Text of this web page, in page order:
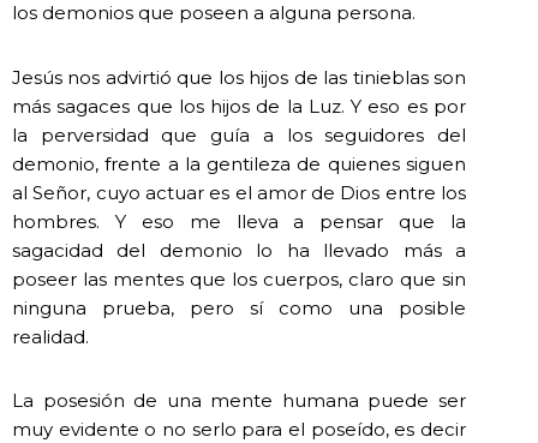
los demonios que poseen a alguna persona.
Jesús nos advirtió que los hijos de las tinieblas son
más sagaces que los hijos de la Luz. Y eso es por
la perversidad que guía a los seguidores del
demonio, frente a la gentileza de quienes siguen
al Señor, cuyo actuar es el amor de Dios entre los
hombres. Y eso me lleva a pensar que la
sagacidad del demonio lo ha llevado más a
poseer las mentes que los cuerpos, claro que sin
ninguna prueba, pero sí como una posible
realidad.
La posesión de una mente humana puede ser
muy evidente o no serlo para el poseído, es decir